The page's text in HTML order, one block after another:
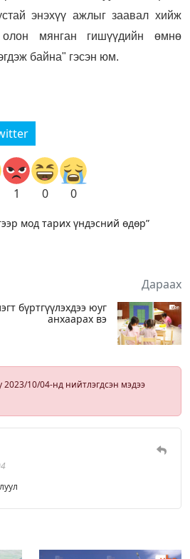
энэхүү ажлыг заавал хийж
мянган гишүүдийн өмнө
байна" гэсэн юм.
1 0 0
мод тарих үндэсний өдөр”
Дараах
бүртгүүлэхдээ юуг
анхаарах вэ
2023/10/04-нд нийтлэгдсэн мэдээ